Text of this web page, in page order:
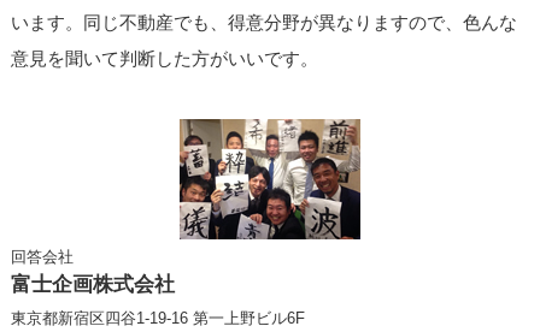
います。同じ不動産でも、得意分野が異なりますので、色んな
意見を聞いて判断した方がいいです。
回答会社
富士企画株式会社
東京都新宿区四谷1-19-16 第一上野ビル6F